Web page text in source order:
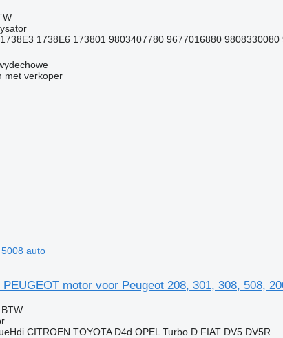
1738E6 173801 9803407780 9677016880 9808330080
met verkoper
auto
PEUGEOT motor voor Peugeot 208, 301, 308, 508,
CITROEN TOYOTA D4d OPEL Turbo D FIAT DV5 DV5R